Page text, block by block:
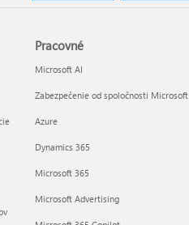
Pracovné
Microsoft AI
Zabezpečenie od spoločnosti Microsoft
Azure
Dynamics 365
Microsoft 365
Microsoft Advertising